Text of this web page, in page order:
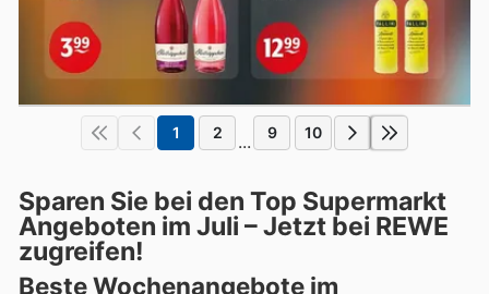
1 2 ... 9 10
Sparen Sie bei den Top Supermarkt
Angeboten im Juli – Jetzt bei REWE
zugreifen!
Beste Wochenangebote im